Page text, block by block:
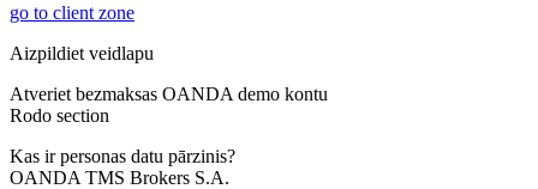
go to client zone
Aizpildiet veidlapu
Atveriet bezmaksas OANDA demo kontu
Rodo section
Kas ir personas datu pārzinis?
OANDA TMS Brokers S.A.